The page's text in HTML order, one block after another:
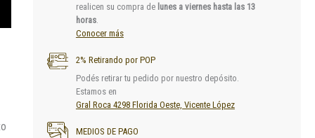
realicen su compra de lunes a viernes hasta las 13
horas.
Conocer más
2% Retirando por POP
Podés retirar tu pedido por nuestro depósito.
Estamos en
Gral Roca 4298 Florida Oeste, Vicente López
MEDIOS DE PAGO